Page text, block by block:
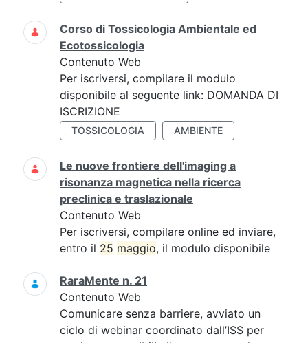
Corso di Tossicologia Ambientale ed
Ecotossicologia
Contenuto Web
Per iscriversi, compilare il modulo
disponibile al seguente link: DOMANDA DI
ISCRIZIONE
TOSSICOLOGIA AMBIENTE
Le nuove frontiere dell'imaging a
risonanza magnetica nella ricerca
preclinica e traslazionale
Contenuto Web
Per iscriversi, compilare online ed inviare,
entro il 25 maggio, il modulo disponibile
RaraMente n. 21
Contenuto Web
Comunicare senza barriere, avviato un
ciclo di webinar coordinato dall’ISS per